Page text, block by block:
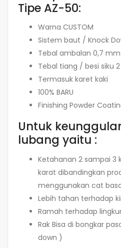
Tipe AZ-50:
Warna CUSTOM
Sistem baut / Knock
Tebal ambalan 0,7 mm
Tebal tiang / besi siku
Termasuk karet kaki
100% BARU
Finishing Powder
Untuk
lubang yaitu :
Ketahanan 2 sampai 3
karat dibandingkan
menggunakan cat
Lebih tahan terhadap
Ramah terhadap
Rak Bisa di bongkar
down )